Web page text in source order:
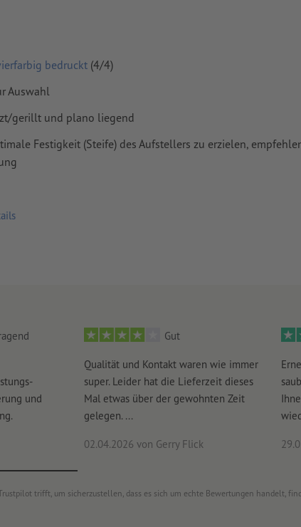
bedruckt (4/4)
Auswahl
gerillt und plano liegend
Festigkeit (Steife) des Aufstellers zu erzielen,
und
Gut
Qualität und Kontakt waren wie immer
super. Leider hat die Lieferzeit dieses
Mal etwas über der gewohnten Zeit
gelegen. ...
02.04.2026 von Gerry Flick
trifft, um sicherzustellen, dass es sich um echte Bewertungen handelt,